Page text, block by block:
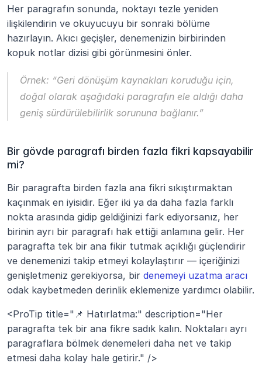
Her paragrafın sonunda, noktayı tezle yeniden
ilişkilendirin ve okuyucuyu bir sonraki bölüme
hazırlayın. Akıcı geçişler, denemenizin birbirinden
kopuk notlar dizisi gibi görünmesini önler.
Örnek: “Geri dönüşüm kaynakları koruduğu için,
doğal olarak aşağıdaki paragrafın ele aldığı daha
geniş sürdürülebilirlik sorununa bağlanır.”
Bir gövde paragrafı birden fazla fikri kapsayabilir
mi?
Bir paragrafta birden fazla ana fikri sıkıştırmaktan
kaçınmak en iyisidir. Eğer iki ya da daha fazla farklı
nokta arasında gidip geldiğinizi fark ediyorsanız, her
birinin ayrı bir paragrafı hak ettiği anlamına gelir. Her
paragrafta tek bir ana fikir tutmak açıklığı güçlendirir
ve denemenizi takip etmeyi kolaylaştırır — içeriğinizi
genişletmeniz gerekiyorsa, bir denemeyi uzatma aracı
odak kaybetmeden derinlik eklemenize yardımcı olabilir.
<ProTip title="📌 Hatırlatma:" description="Her
paragrafta tek bir ana fikre sadık kalın. Noktaları ayrı
paragraflara bölmek denemeleri daha net ve takip
etmesi daha kolay hale getirir." />